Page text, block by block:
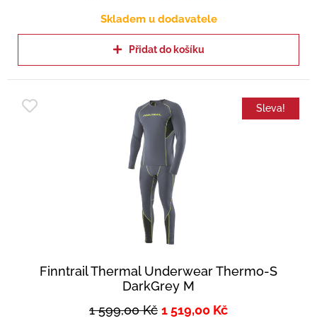
Skladem u dodavatele
Přidat do košíku
Sleva!
Finntrail Thermal Underwear Thermo-S
DarkGrey M
1 599,00Kč 1 519,00 Kč